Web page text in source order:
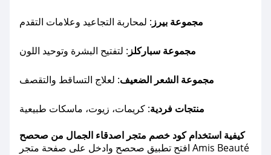
مجموعة بيرز : لمحاربة التجاعيد وعلامات التقدم
مجموعة سباركلز : لتفتيح البشرة وتوحيد اللون
مجموعة الشعر الضعيف: لعلاج التساقط والتقصف
منتجات فردية: كريمات، زيوت، ماسكات طبيعية
كيفية استخدام كود خصم متجر اصدقاء الجمال من صحصح
افتح تطبيق صحصح وادخل على صفحة متجر Amis Beauté